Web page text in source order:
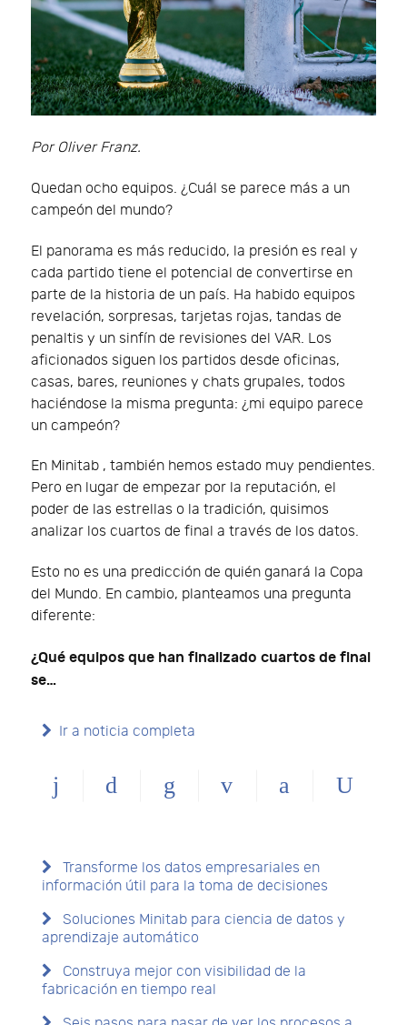
Por Oliver Franz.
Quedan ocho equipos. ¿Cuál se parece más a un
campeón del mundo?
El panorama es más reducido, la presión es real y
cada partido tiene el potencial de convertirse en
parte de la historia de un país. Ha habido equipos
revelación, sorpresas, tarjetas rojas, tandas de
penaltis y un sinfín de revisiones del VAR. Los
aficionados siguen los partidos desde oficinas,
casas, bares, reuniones y chats grupales, todos
haciéndose la misma pregunta: ¿mi equipo parece
un campeón?
En Minitab , también hemos estado muy pendientes.
Pero en lugar de empezar por la reputación, el
poder de las estrellas o la tradición, quisimos
analizar los cuartos de final a través de los datos.
Esto no es una predicción de quién ganará la Copa
del Mundo. En cambio, planteamos una pregunta
diferente:
¿Qué equipos que han finalizado cuartos de final
se…
Ir a noticia completa
Transforme los datos empresariales en
información útil para la toma de decisiones
Soluciones Minitab para ciencia de datos y
aprendizaje automático
Construya mejor con visibilidad de la
fabricación en tiempo real